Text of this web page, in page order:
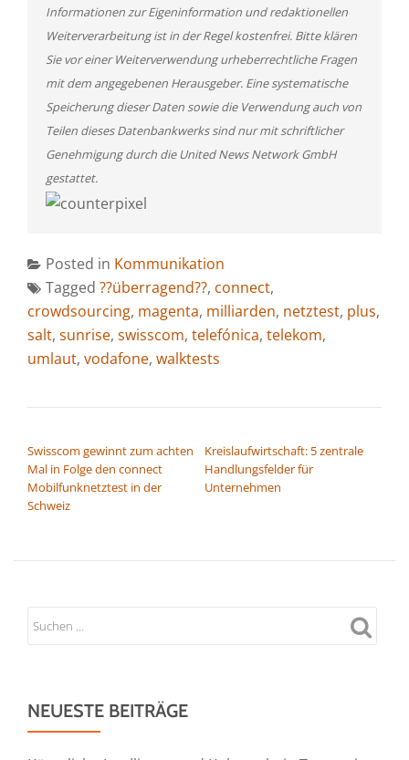
Informationen zur Eigeninformation und redaktionellen
Weiterverarbeitung ist in der Regel kostenfrei. Bitte klären
Sie vor einer Weiterverwendung urheberrechtliche Fragen
mit dem angegebenen Herausgeber. Eine systematische
Speicherung dieser Daten sowie die Verwendung auch von
Teilen dieses Datenbankwerks sind nur mit schriftlicher
Genehmigung durch die United News Network GmbH
gestattet.
Posted in Kommunikation
Tagged ??überragend??, connect,
crowdsourcing, magenta, milliarden, netztest, plus,
salt, sunrise, swisscom, telefónica, telekom,
umlaut, vodafone, walktests
Swisscom gewinnt zum achten
Mal in Folge den connect
Mobilfunknetztest in der
Schweiz
Kreislaufwirtschaft: 5 zentrale
Handlungsfelder für
Unternehmen
NEUESTE BEITRÄGE